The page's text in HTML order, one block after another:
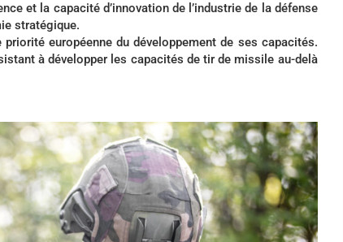
et la capacité d’innovation de l’industrie de la défense
stratégique.
européenne du développement de ses capacités.
à développer les capacités de tir de missile au-delà